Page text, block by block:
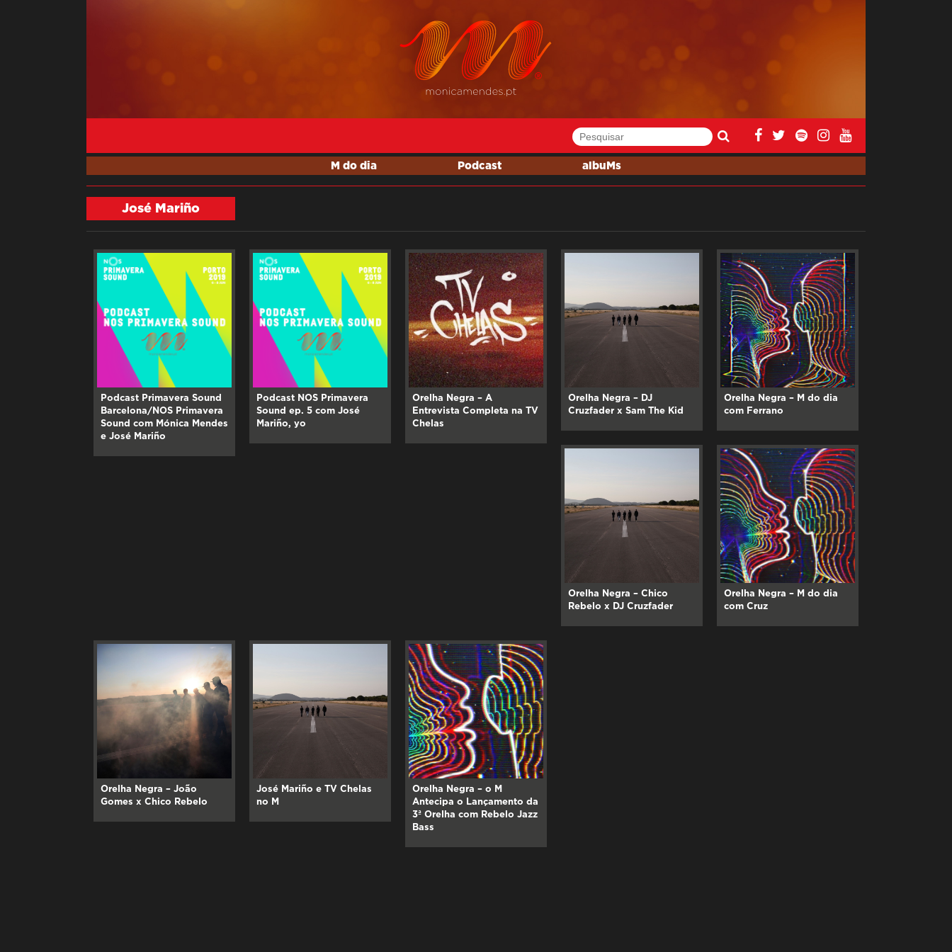
M do dia Podcast albuMs
José Mariño
Podcast Primavera Sound
Barcelona/NOS Primavera
Sound com Mónica Mendes
e José Mariño
Podcast NOS Primavera
Sound ep. 5 com José
Mariño, yo
Orelha Negra – A
Entrevista Completa na TV
Chelas
Orelha Negra – DJ
Cruzfader x Sam The Kid
Orelha Negra – M do dia
com Ferrano
Orelha Negra – Chico
Rebelo x DJ Cruzfader
Orelha Negra – M do dia
com Cruz
Orelha Negra – João
Gomes x Chico Rebelo
José Mariño e TV Chelas
no M
Orelha Negra – o M
Antecipa o Lançamento da
3ª Orelha com Rebelo Jazz
Bass